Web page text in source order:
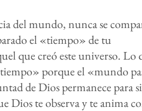
del mundo, nunca se
el «tiempo» de tu
que creó este universo. Lo
porque el «mundo
de Dios permanece para
Dios te observa y te anima